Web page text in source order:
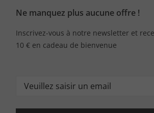
Ne manquez plus aucune offre !
Inscrivez-vous à notre newsletter et
10 € en cadeau de bienvenue